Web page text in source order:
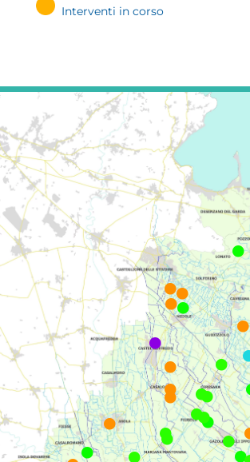
Interventi in corso








 











